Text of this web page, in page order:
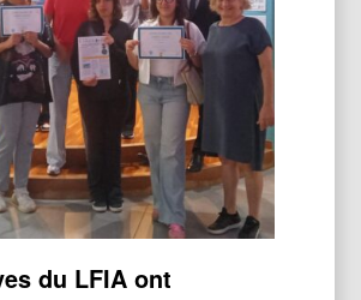
du LFIA ont